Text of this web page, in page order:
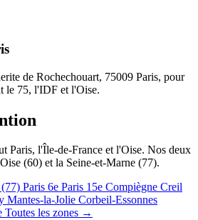
de Rochechouart, 75009 Paris, pour
le 75, l'IDF et l'Oise.
Paris, l'Île-de-France et l'Oise. Nos deux
(60) et la Seine-et-Marne (77).
Paris 6e Paris 15e Compiègne Creil
Mantes-la-Jolie Corbeil-Essonnes
Toutes les zones →